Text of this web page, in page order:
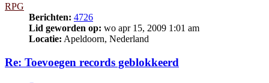
RPG
Berichten: 4726
Lid geworden op: wo apr 15, 2009 1:01 am
Locatie: Apeldoorn, Nederland
Re: Toevoegen records geblokkeerd